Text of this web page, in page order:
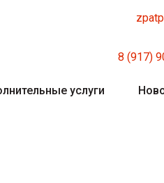
услуги
8 (917)